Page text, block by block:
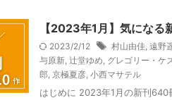
【2023年1月】気になる
2023/2/12 村山由佳, 遠野
与原新, 辻堂ゆめ, グレゴリー・ケ
郎, 京極夏彦, 小西マサテル
はじめに 2023年1月の新刊640